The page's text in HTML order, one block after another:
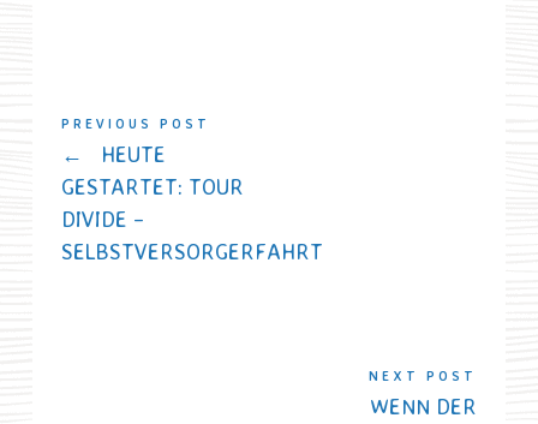
PREVIOUS POST
←
HEUTE
GESTARTET: TOUR
DIVIDE –
SELBSTVERSORGERFAHRT
NEXT POST
WENN DER